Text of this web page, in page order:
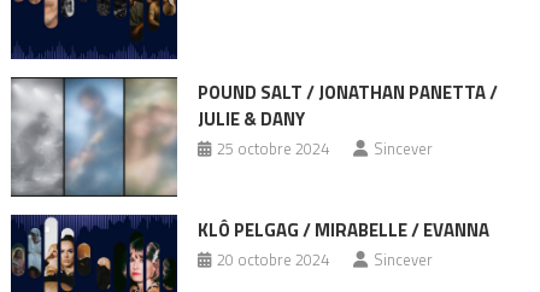
POUND SALT / JONATHAN PANETTA /
JULIE & DANY
25 octobre 2024 Sincever
KLÔ PELGAG / MIRABELLE / EVANNA
20 octobre 2024 Sincever